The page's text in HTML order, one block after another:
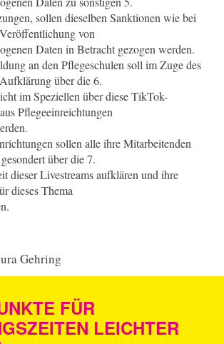
sollen dieselben Sanktionen wie bei
von
Daten in Betracht gezogen werden.
an den Pflegeschulen soll im Zuge des
über die 6.
im Speziellen über diese TikTok-
Pflegeeinreichtungen
sollen alle ihre Mitarbeitenden
über die 7.
dieser Livestreams aufklären und ihre
dieses Thema
Gehring
FÜR
LEICHTER